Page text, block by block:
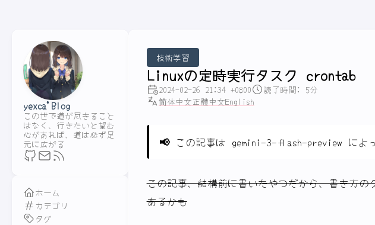
yexca'Blog
この世で道が尽きること
はなく、行きたいと望む
心があれば、道は必ず足
元に広がる
ホーム
カテゴリ
タグ
技術学習
Linuxの定時実行タスク crontab
2024-02-26 21:34 +0800
読了時間: 5分
简体中文正體中文English
📢この記事は gemini-3-flash-preview によ
この記事、結構前に書いたやつだから、書き方
あるかも